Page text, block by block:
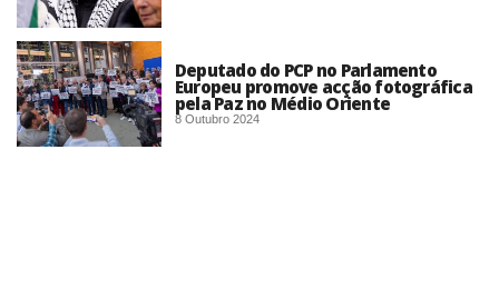
Deputado do PCP no Parlamento
Europeu promove acção fotográfica
pela Paz no Médio Oriente
8 Outubro 2024